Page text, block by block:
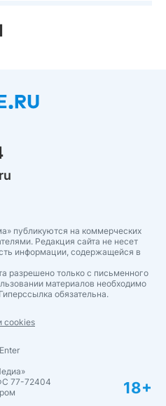
публикуются на коммерческих
Редакция сайта не несет
информации, содержащейся в
разрешено только с письменного
материалов необходимо
обязательна.
cookies
77-72404
18+